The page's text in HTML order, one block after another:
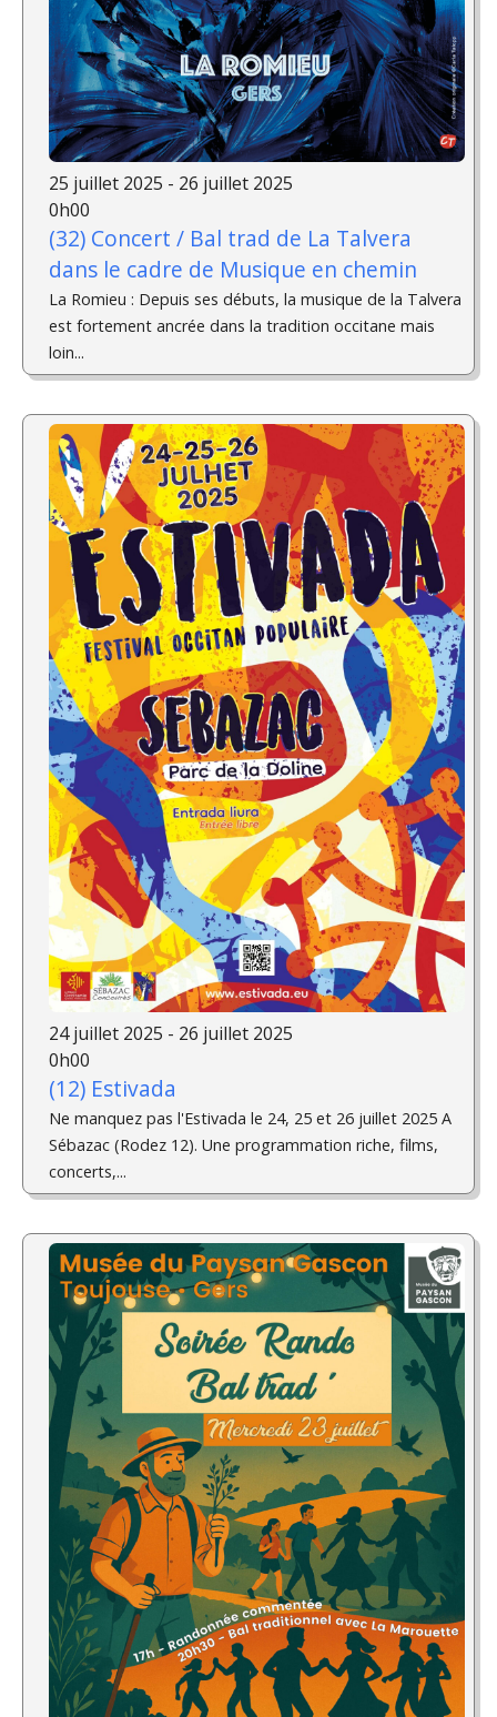
25 juillet 2025 - 26 juillet 2025
0h00
(32) Concert / Bal trad de La Talvera
dans le cadre de Musique en chemin
La Romieu : Depuis ses débuts, la musique de la Talvera
est fortement ancrée dans la tradition occitane mais
loin...
24 juillet 2025 - 26 juillet 2025
0h00
(12) Estivada
Ne manquez pas l'Estivada le 24, 25 et 26 juillet 2025 A
Sébazac (Rodez 12). Une programmation riche, films,
concerts,...